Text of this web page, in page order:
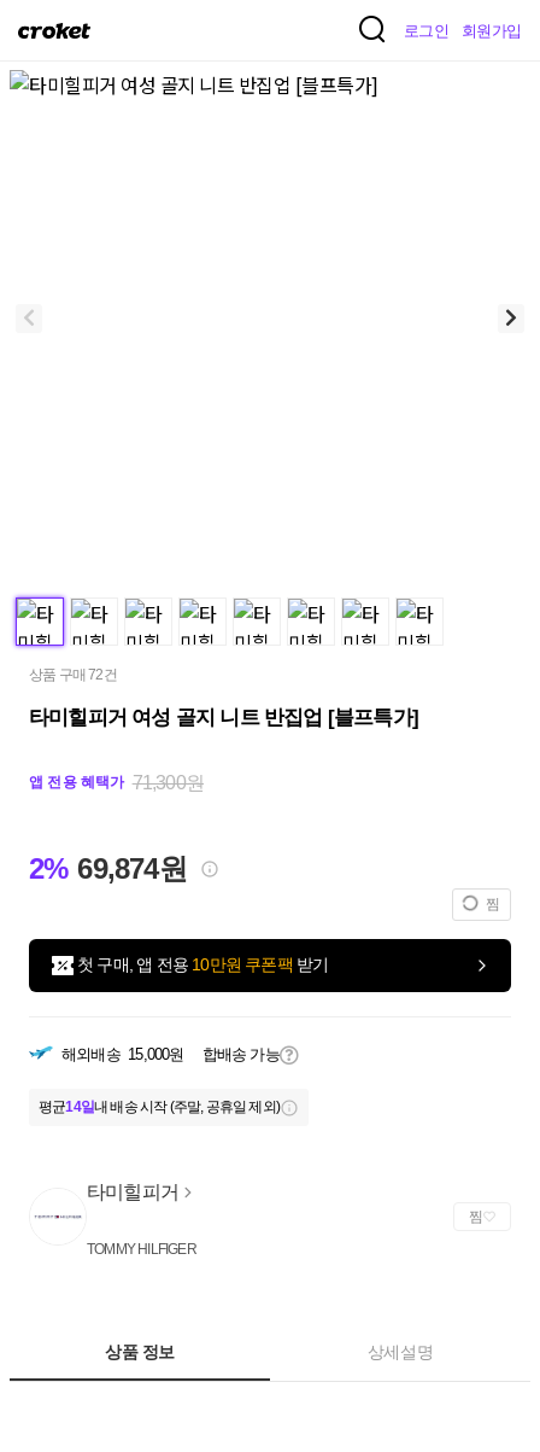
크
켓
로그인 회원가입
상품 구매 72건
타미힐피거 여성 골지 니트 반집업 [블프특가]
앱 전용 혜택가 71,300원
2% 69,874원
찜
첫 구매, 앱 전용 10만원 쿠폰팩 받기
해외배송 15,000원 합배송 가능
평균14일내 배송 시작 (주말, 공휴일 제외)
타미힐피거
TOMMY HILFIGER
찜
상품 정보 상세설명